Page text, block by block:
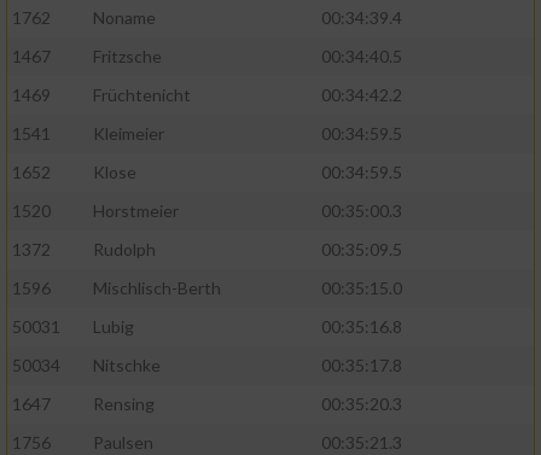
1762
Noname
00:34:39.4
1467
Fritzsche
00:34:40.5
1469
Früchtenicht
00:34:42.2
1541
Kleimeier
00:34:59.5
1652
Klose
00:34:59.5
1520
Horstmeier
00:35:00.3
1372
Rudolph
00:35:09.5
1596
Mischlisch-Berth
00:35:15.0
50031
Lubig
00:35:16.8
50034
Nitschke
00:35:17.8
1647
Rensing
00:35:20.3
1756
Paulsen
00:35:21.3